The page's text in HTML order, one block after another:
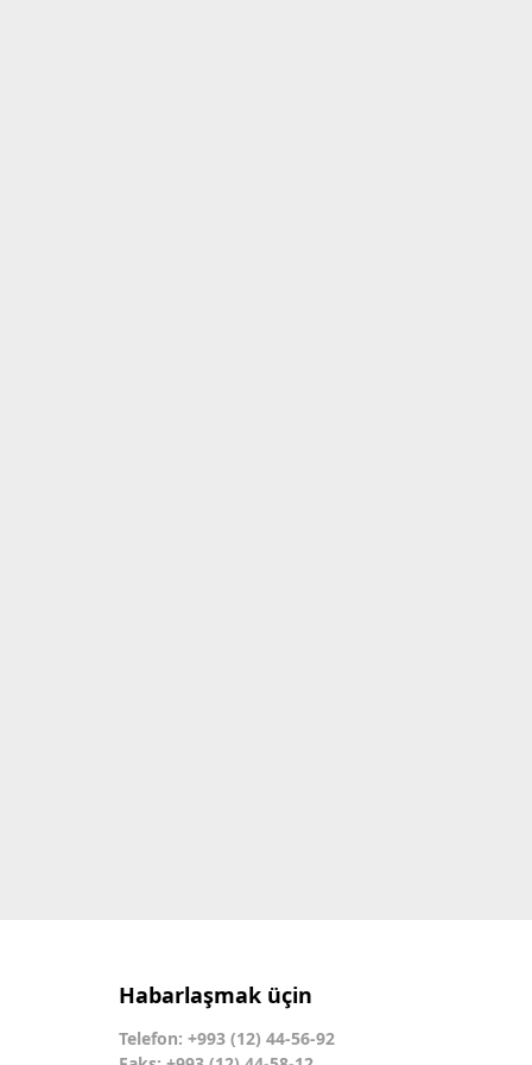
Habarlaşmak üçin
Telefon: +993 (12) 44-56-92